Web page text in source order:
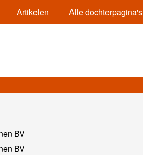
Artikelen Alle dochterpagina's
BV
BV